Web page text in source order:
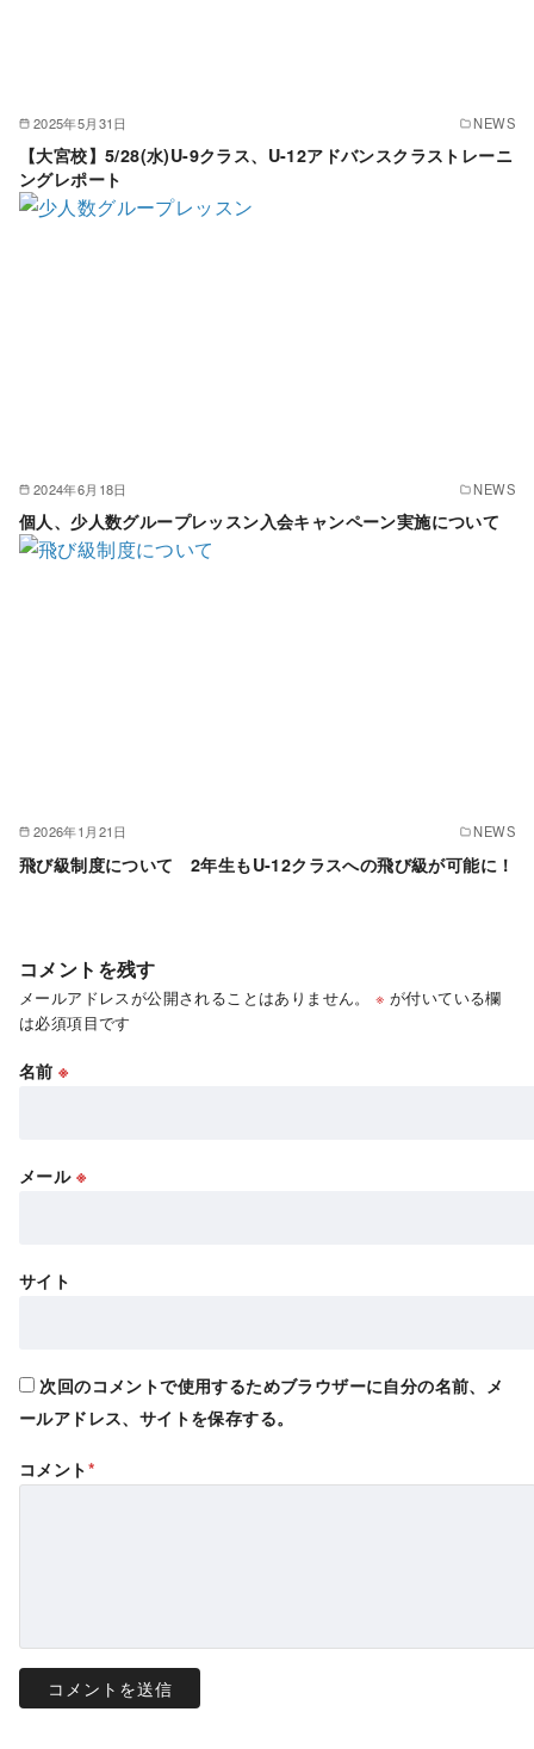
2025年5月31日 NEWS
【大宮校】5/28(水)U-9クラス、U-12アドバンスクラストレーニ
ングレポート
2024年6月18日 NEWS
個人、少人数グループレッスン入会キャンペーン実施について
2026年1月21日 NEWS
飛び級制度について 2年生もU-12クラスへの飛び級が可能に！
コメントを残す
メールアドレスが公開されることはありません。 ※ が付いている欄
は必須項目です
名前※
メール ※
サイト
次回のコメントで使用するためブラウザーに自分の名前、メ
ールアドレス、サイトを保存する。
コメント*